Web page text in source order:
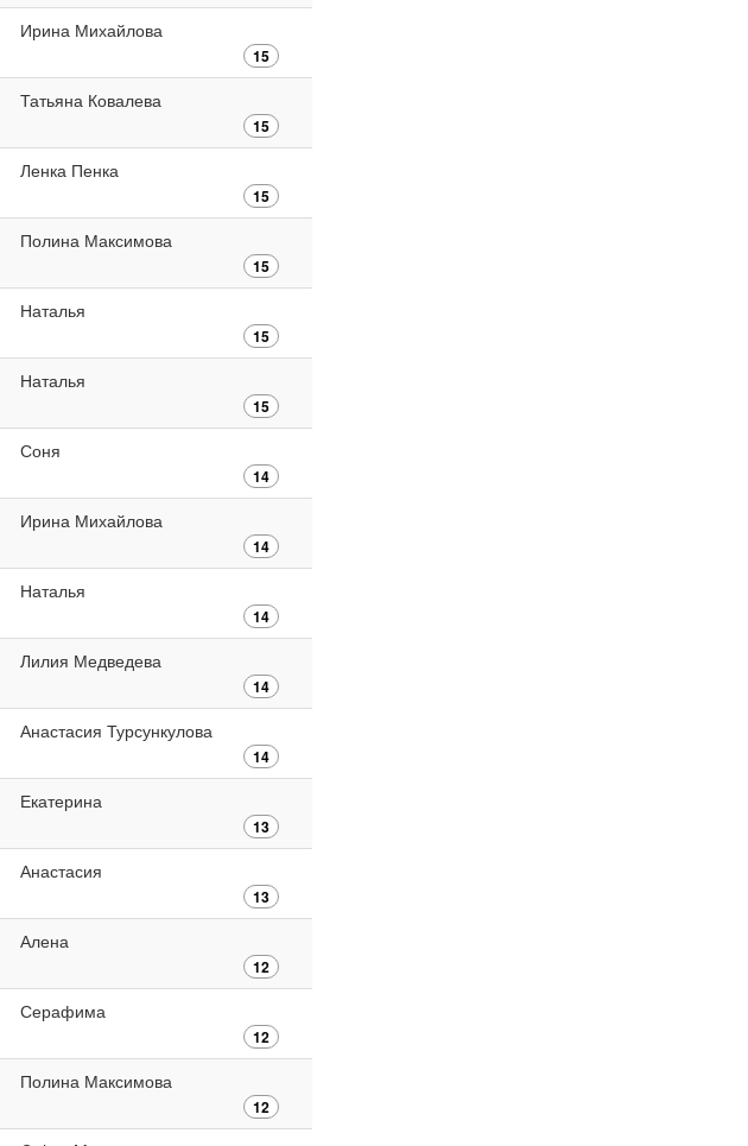
Ирина Михайлова
15
Татьяна Ковалева
15
Ленка Пенка
15
Полина Максимова
15
Наталья
15
Наталья
15
Соня
14
Ирина Михайлова
14
Наталья
14
Лилия Медведева
14
Анастасия Турсункулова
14
Екатерина
13
Анастасия
13
Алена
12
Серафима
12
Полина Максимова
12